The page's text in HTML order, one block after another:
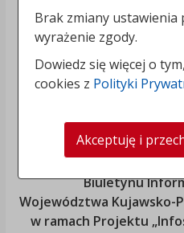
„Rozbudowa i
Biuletynu
Województwa Kujawsko-
w ramach Projektu
Brak zmiany ustawienia
wyrażenie zgody.
Dowiedz się więcej o
cookies z Polityki
Akceptuję i